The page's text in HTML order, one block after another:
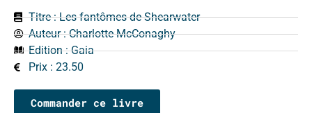
Titre : Les fantômes de Shearwater
Auteur :Charlotte McConaghy
Edition :Gaia
Prix : 23.50
Commander ce livre